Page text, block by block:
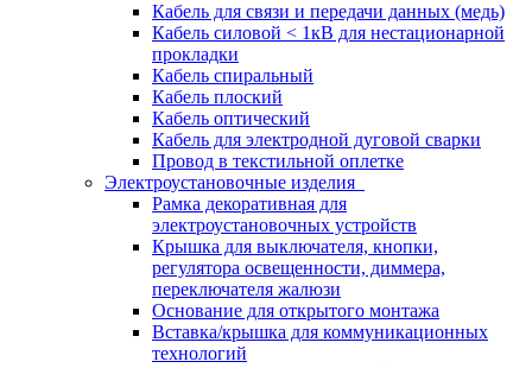
Кабель для связи и передачи данных (медь)
Кабель силовой < 1кВ для нестационарной
прокладки
Кабель спиральный
Кабель плоский
Кабель оптический
Кабель для электродной дуговой сварки
Провод в текстильной оплетке
Электроустановочные изделия
Рамка декоративная для
электроустановочных устройств
Крышка для выключателя, кнопки,
регулятора освещенности, диммера,
переключателя жалюзи
Основание для открытого монтажа
Вставка/крышка для коммуникационных
технологий